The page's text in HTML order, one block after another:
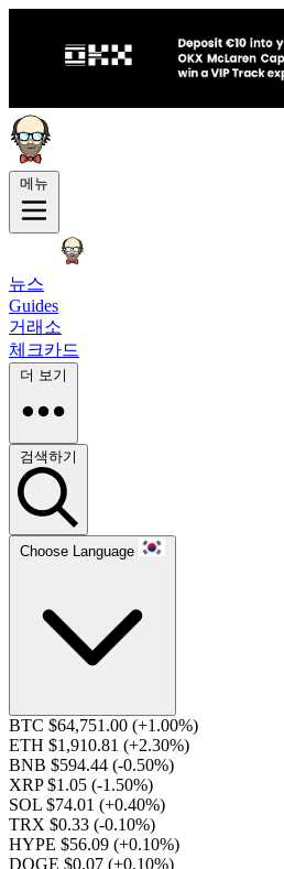
메뉴
뉴스
Guides
거래소
체크카드
더 보기
검색하기
Choose Language
BTC $64,751.00 (+1.00%)
ETH $1,910.81 (+2.30%)
BNB $594.44 (-0.50%)
XRP $1.05 (-1.50%)
SOL $74.01 (+0.40%)
TRX $0.33 (-0.10%)
HYPE $56.09 (+0.10%)
DOGE $0.07 (+0.10%)